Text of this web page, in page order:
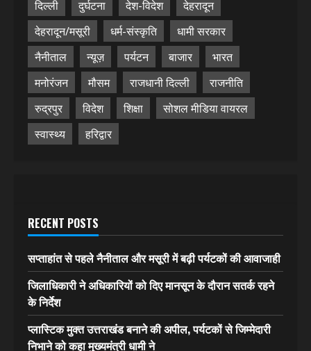
दिल्ली
दुर्घटना देश-विदेश
देहरादून
देहरादून/मसूरी
धर्म-संस्कृति
धामी सरकार
नैनीताल
न्यूज़ पर्यटन बाजार
भारत
मनोरंजन
मौसम राजधानी दिल्ली
राजनीति
रुद्रपुर
विदेश शिक्षा
सोशल मीडिया वायरल
स्वास्थ्य
हरिद्वार
RECENT POSTS
सप्ताहांत से पहले नैनीताल और मसूरी में बढ़ी पर्यटकों की आवाजाही
जिलाधिकारी ने अधिकारियों को दिए मानसून के दौरान सतर्क रहने
के निर्देश
प्लास्टिक मुक्त उत्तराखंड बनाने की अपील, पर्यटकों से जिम्मेदारी
निभाने को कहा मुख्यमंत्री धामी ने